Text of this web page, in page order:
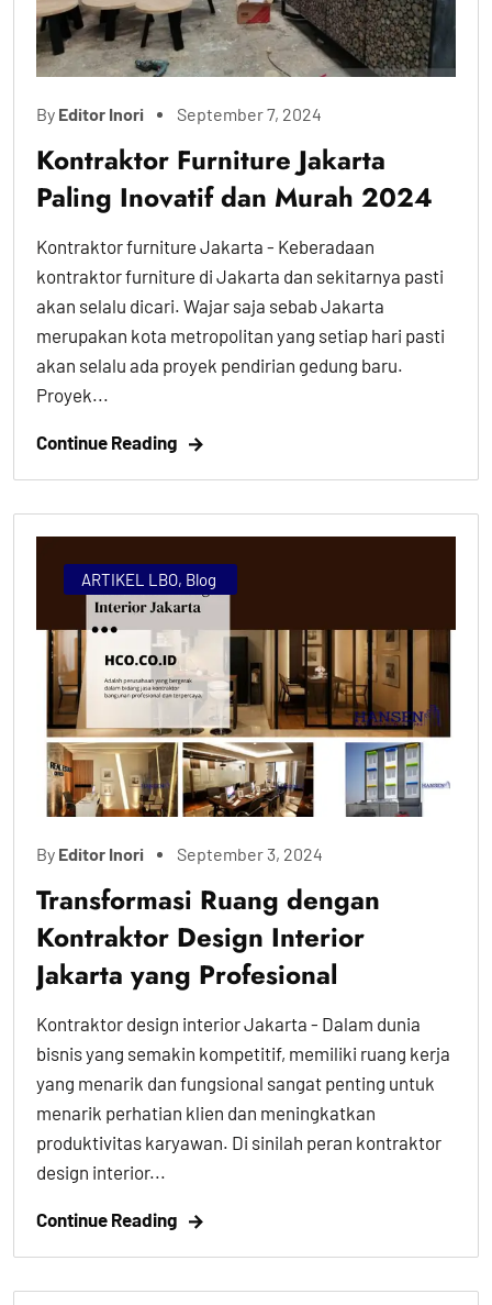
By Editor Inori September 7, 2024
Kontraktor Furniture Jakarta
Paling Inovatif dan Murah 2024
Kontraktor furniture Jakarta - Keberadaan
kontraktor furniture di Jakarta dan sekitarnya pasti
akan selalu dicari. Wajar saja sebab Jakarta
merupakan kota metropolitan yang setiap hari pasti
akan selalu ada proyek pendirian gedung baru.
Proyek...
Continue Reading
ARTIKEL LBO, Blog
By Editor Inori September 3, 2024
Transformasi Ruang dengan
Kontraktor Design Interior
Jakarta yang Profesional
Kontraktor design interior Jakarta - Dalam dunia
bisnis yang semakin kompetitif, memiliki ruang kerja
yang menarik dan fungsional sangat penting untuk
menarik perhatian klien dan meningkatkan
produktivitas karyawan. Di sinilah peran kontraktor
design interior...
Continue Reading